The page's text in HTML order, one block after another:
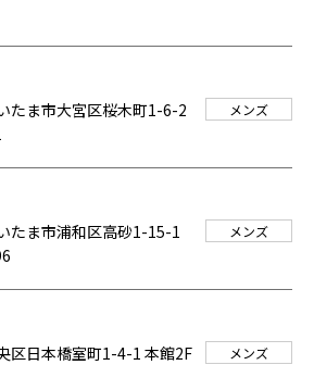
たま市大宮区桜木町1-6-2
メンズ
たま市浦和区高砂1-15-1
メンズ
区日本橋室町1-4-1 本館2F
メンズ